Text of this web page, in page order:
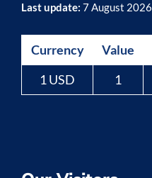
Last update: 7 August 2026
Currency Value
1 USD
1